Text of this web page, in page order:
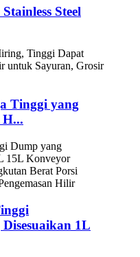
Steel
Tinggi yang
H...
1L